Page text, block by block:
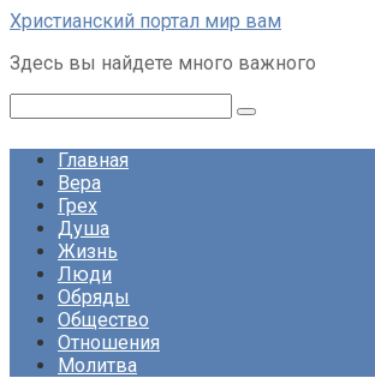
Перейти
контенту
Христианский портал мир вам
Здесь вы найдете много важного
Главная
Вера
Грех
Душа
Жизнь
Люди
Обряды
Общество
Отношения
Молитва